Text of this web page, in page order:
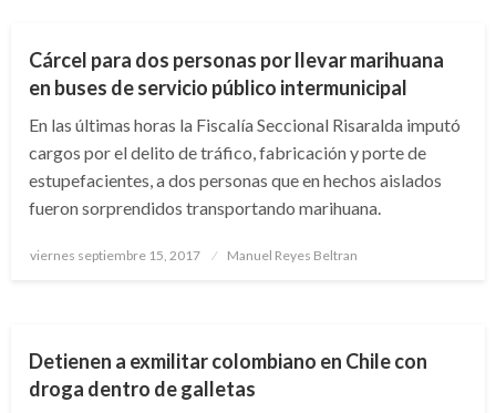
Cárcel para dos personas por llevar marihuana
en buses de servicio público intermunicipal
En las últimas horas la Fiscalía Seccional Risaralda imputó
cargos por el delito de tráfico, fabricación y porte de
estupefacientes, a dos personas que en hechos aislados
fueron sorprendidos transportando marihuana.
Publicado
viernes septiembre 15, 2017 Manuel Reyes Beltran
Detienen a exmilitar colombiano en Chile con
droga dentro de galletas